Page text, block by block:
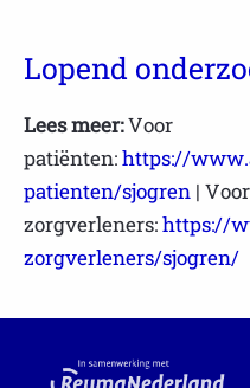
Lopend
Lees meer:Voor
patiënten:https://
patienten/sjogren | Voor
zorgverleners:https://
zorgverleners/sjogren/